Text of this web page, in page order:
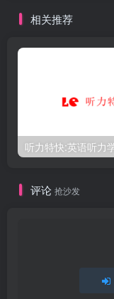
相关推荐
评论 抢沙发